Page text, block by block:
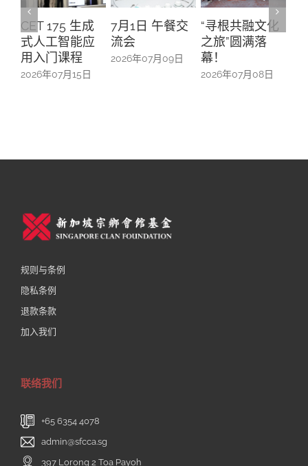
CET 175 生成
式人工智能应
用入门课程
2026年07月15日
7月1日 午餐交
流会
2026年07月09日
“寻根共融文化
之旅”圆满落
幕！
2026年07月08日
规则与条例
隐私条例
退款条款
加入我们
联络我们
+65 6354 4078
admin@sfcca.sg
397 Lorong 2 Toa Payoh